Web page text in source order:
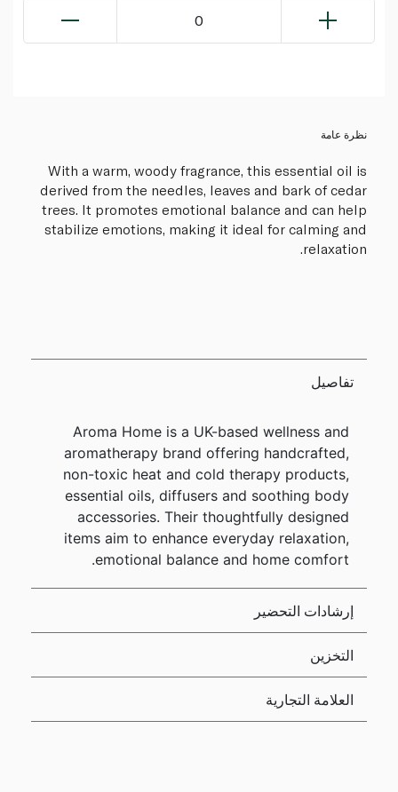
0
نظرة عامة
With a warm, woody fragrance, this essential oil is
derived from the needles, leaves and bark of cedar
trees. It promotes emotional balance and can help
stabilize emotions, making it ideal for calming and
relaxation.
تفاصيل
Aroma Home is a UK-based wellness and
aromatherapy brand offering handcrafted,
non-toxic heat and cold therapy products,
essential oils, diffusers and soothing body
accessories. Their thoughtfully designed
items aim to enhance everyday relaxation,
emotional balance and home comfort.
إرشادات التحضير
التخزين
العلامة التجارية